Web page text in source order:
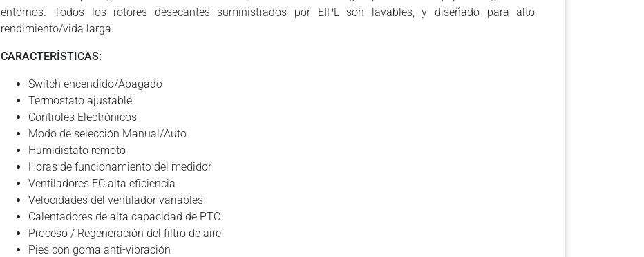
entornos. Todos los rotores desecantes suministrados por EIPL son lavables, y diseñado para alto
rendimiento/vida larga.
CARACTERÍSTICAS:
Switch encendido/Apagado
Termostato ajustable
Controles Electrónicos
Modo de selección Manual/Auto
Humidistato remoto
Horas de funcionamiento del medidor
Ventiladores EC alta eficiencia
Velocidades del ventilador variables
Calentadores de alta capacidad de PTC
Proceso / Regeneración del filtro de aire
Pies con goma anti-vibración